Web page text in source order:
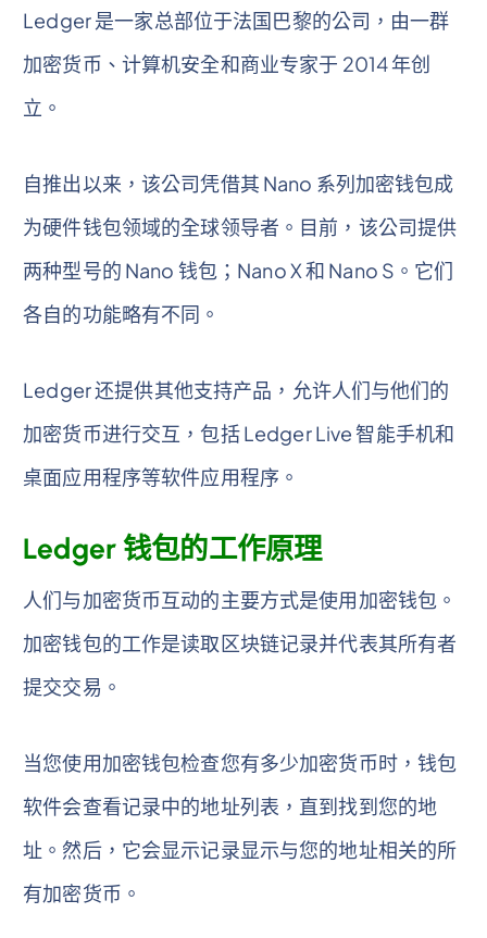
Ledger 是一家总部位于法国巴黎的公司，由一群
加密货币、计算机安全和商业专家于 2014 年创
立。
自推出以来，该公司凭借其 Nano 系列加密钱包成
为硬件钱包领域的全球领导者。目前，该公司提供
两种型号的 Nano 钱包；Nano X 和 Nano S。它们
各自的功能略有不同。
Ledger 还提供其他支持产品，允许人们与他们的
加密货币进行交互，包括 Ledger Live 智能手机和
桌面应用程序等软件应用程序。
Ledger 钱包的工作原理
人们与加密货币互动的主要方式是使用加密钱包。
加密钱包的工作是读取区块链记录并代表其所有者
提交交易。
当您使用加密钱包检查您有多少加密货币时，钱包
软件会查看记录中的地址列表，直到找到您的地
址。然后，它会显示记录显示与您的地址相关的所
有加密货币。